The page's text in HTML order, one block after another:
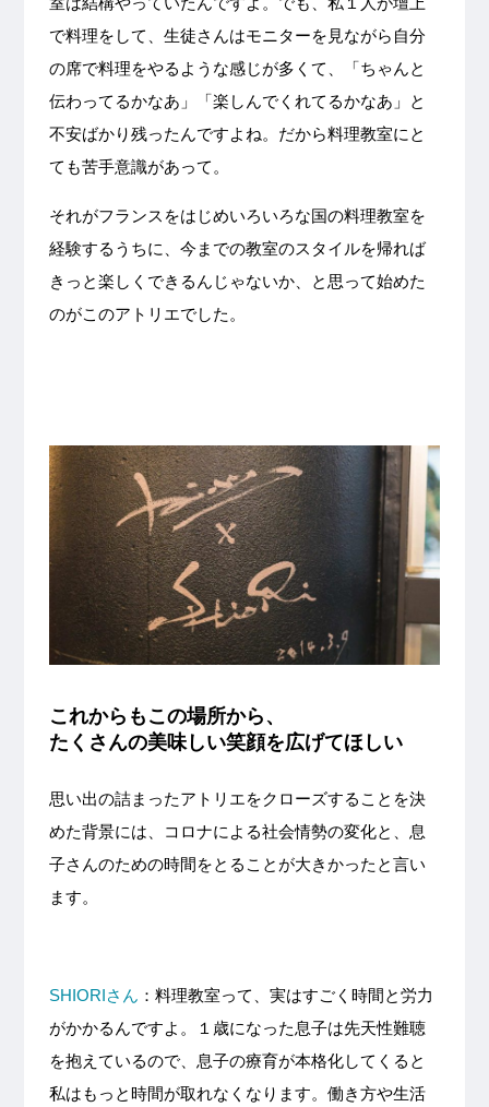
で料理をして、生徒さんはモニターを見ながら自分
の席で料理をやるような感じが多くて、「ちゃんと
伝わってるかなあ」「楽しんでくれてるかなあ」と
不安ばかり残ったんですよね。だから料理教室にと
ても苦手意識があって。
それがフランスをはじめいろいろな国の料理教室を
経験するうちに、今までの教室のスタイルを帰れば
きっと楽しくできるんじゃないか、と思って始めた
のがこのアトリエでした。
これからもこの場所から、
たくさんの美味しい笑顔を広げてほしい
思い出の詰まったアトリエをクローズすることを決
めた背景には、コロナによる社会情勢の変化と、息
子さんのための時間をとることが大きかったと言い
ます。
SHIORIさん ：料理教室って、実はすごく時間と労力
がかかるんですよ。１歳になった息子は先天性難聴
を抱えているので、息子の療育が本格化してくると
私はもっと時間が取れなくなります。働き方や生活